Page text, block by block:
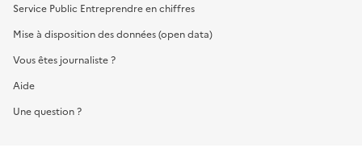
Service Public Entreprendre en chiffres
Mise à disposition des données (open data)
Vous êtes journaliste ?
Aide
Une question ?